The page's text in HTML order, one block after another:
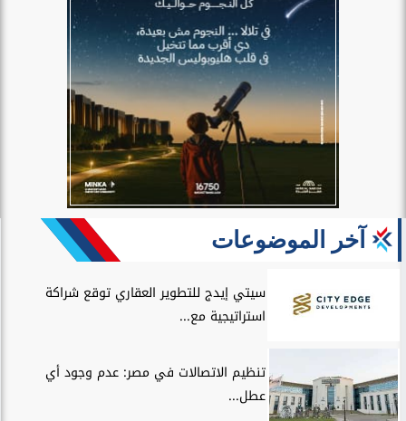
آخر الموضوعات
سيتي إيدج للتطوير العقاري توقع شراكة
استراتيجية مع...
تنظيم الاتصالات في مصر: عدم وجود أي
عطل...